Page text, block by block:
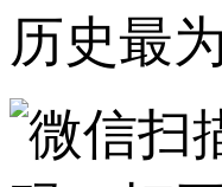
历史最